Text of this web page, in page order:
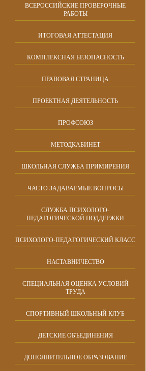
ВСЕРОССИЙСКИЕ ПРОВЕРОЧНЫЕ
РАБОТЫ
ИТОГОВАЯ АТТЕСТАЦИЯ
КОМПЛЕКСНАЯ БЕЗОПАСНОСТЬ
ПРАВОВАЯ СТРАНИЦА
ПРОЕКТНАЯ ДЕЯТЕЛЬНОСТЬ
ПРОФСОЮЗ
МЕТОДКАБИНЕТ
ШКОЛЬНАЯ СЛУЖБА ПРИМИРЕНИЯ
ЧАСТО ЗАДАВАЕМЫЕ ВОПРОСЫ
СЛУЖБА ПСИХОЛОГО-
ПЕДАГОГИЧЕСКОЙ ПОДДЕРЖКИ
ПСИХОЛОГО-ПЕДАГОГИЧЕСКИЙ КЛАСС
НАСТАВНИЧЕСТВО
СПЕЦИАЛЬНАЯ ОЦЕНКА УСЛОВИЙ
ТРУДА
СПОРТИВНЫЙ ШКОЛЬНЫЙ КЛУБ
ДЕТСКИЕ ОБЪЕДИНЕНИЯ
ДОПОЛНИТЕЛЬНОЕ ОБРАЗОВАНИЕ